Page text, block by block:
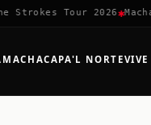
Tour 2026✱
MACHACAPA'L NORTE